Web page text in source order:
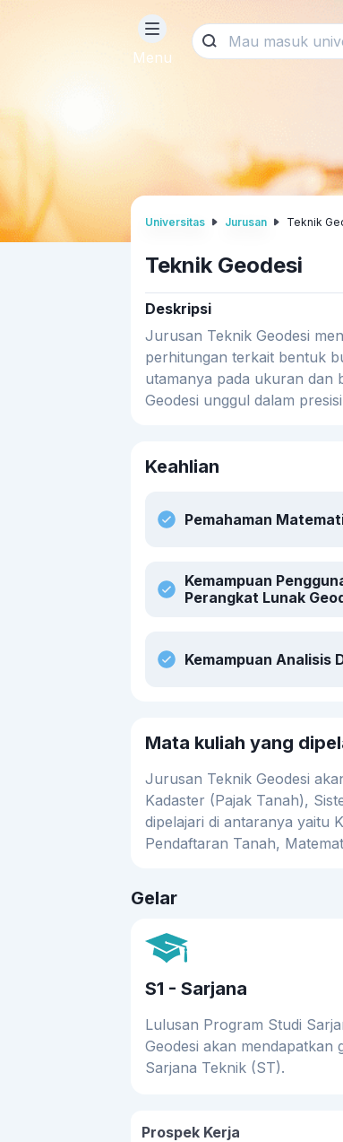
Menu
Universitas Jurusan Teknik
Teknik Geodesi
Deskripsi
Jurusan Teknik Geodesi
perhitungan terkait bentuk
utamanya pada ukuran dan
Geodesi unggul dalam
Keahlian
Pemahaman
Kemampuan
Perangkat Lunak
Kemampuan Analisis
Mata kuliah yang
Jurusan Teknik Geodesi
Kadaster (Pajak Tanah),
dipelajari di antaranya yaitu
Pendaftaran Tanah,
Gelar
S1 - Sarjana
Lulusan Program Studi
Geodesi akan mendapatkan
Sarjana Teknik (ST).
Prospek Kerja